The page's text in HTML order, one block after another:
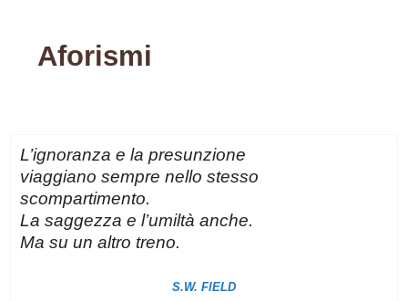
Aforismi
L’ignoranza e la presunzione
viaggiano sempre nello stesso
scompartimento.
La saggezza e l’umiltà anche.
Ma su un altro treno.
S.W. FIELD